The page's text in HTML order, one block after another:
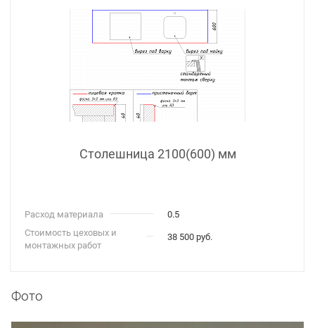
Столешница 2100(600) мм
Расход материала
0.5
Стоимость цеховых и
монтажных работ
38 500 руб.
Фото